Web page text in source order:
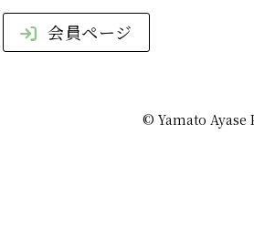
会員ページ
© Yamato